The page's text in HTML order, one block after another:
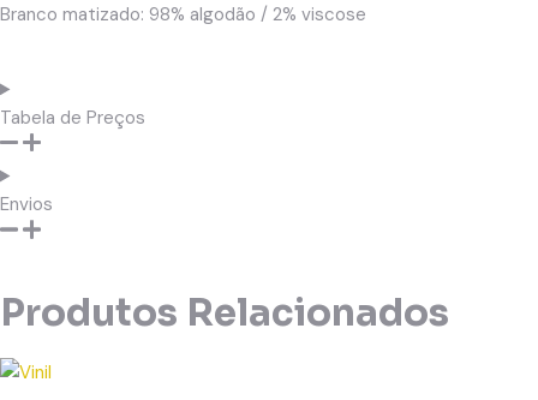
Branco matizado: 98% algodão / 2% viscose
Tabela de Preços
Envios
Produtos Relacionados